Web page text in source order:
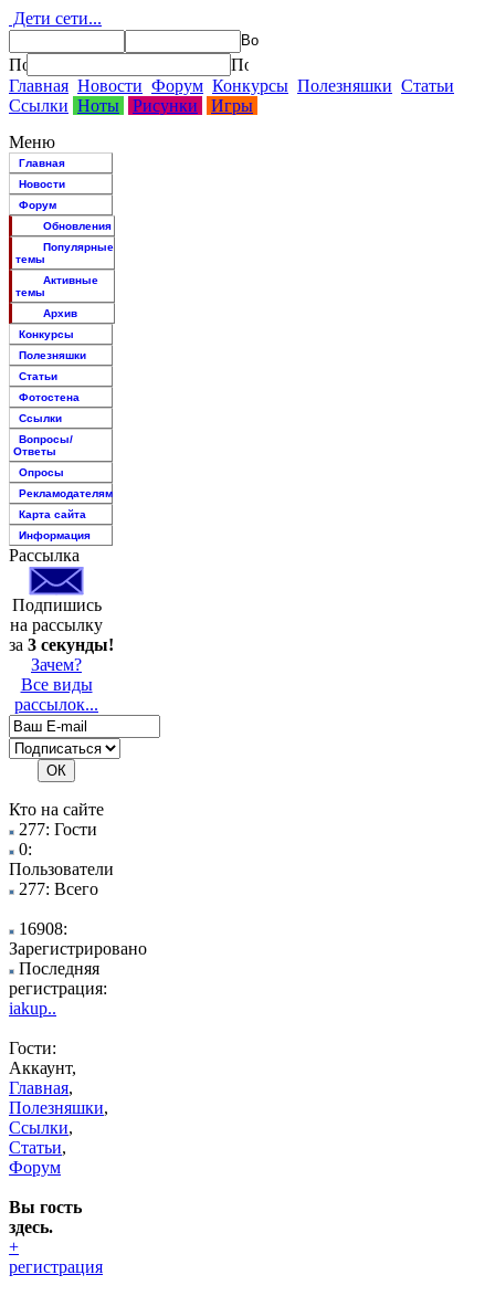
Дети сети...
Главная Новости Форум Конкурсы Полезняшки Статьи
Ссылки Ноты Рисунки
Игры
Меню
Главная
Новости
Форум
Обновления
Популярные
темы
Активные
темы
Архив
Конкурсы
Полезняшки
Статьи
Фотостена
Ссылки
Вопросы/
Ответы
Опросы
Рекламодателям
Карта сайта
Информация
Рассылка
Подпишись
на рассылку
за 3 секунды!
Зачем?
Все виды
рассылок...
Кто на сайте
277: Гости
0:
Пользователи
277: Всего
16908:
Зарегистрировано
Последняя
регистрация:
iakup..
Гости:
Аккаунт,
Главная,
Полезняшки,
Ссылки,
Статьи,
Форум
Вы гость
здесь.
+
регистрация